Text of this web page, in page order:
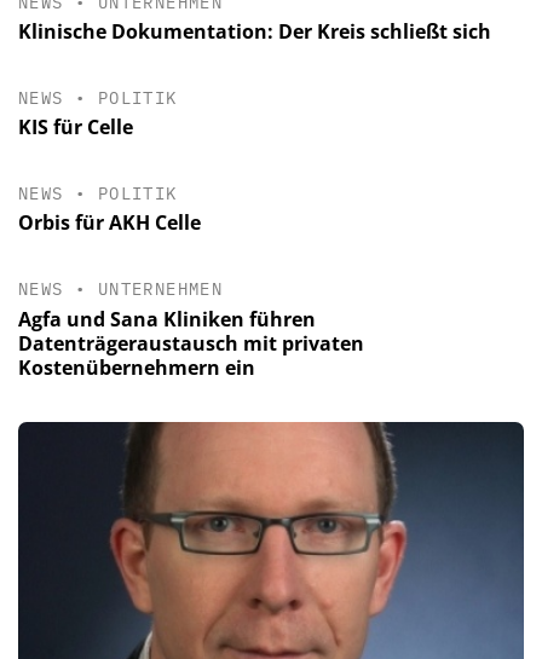
Klinische Dokumentation: Der Kreis schließt sich
NEWS • POLITIK
KIS für Celle
NEWS • POLITIK
Orbis für AKH Celle
NEWS • UNTERNEHMEN
Agfa und Sana Kliniken führen
Datenträgeraustausch mit privaten
Kostenübernehmern ein